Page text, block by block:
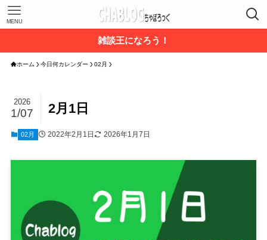
MENU
雑談王になろう！
ホーム 今日何カレンダー 02月
2月1日
2026
1/07
02月 2022年2月1日 2026年1月7日